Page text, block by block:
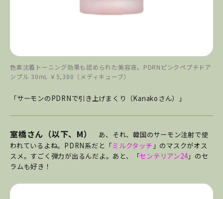
色素沈着トーニング効果も認められた美容液。PDRNピンクペプチドア
ンプル 30mL ￥5,380（メディキューブ）
「サーモンのPDRNで引き上げまくり（Kanakoさん）」
室橋さん（以下、M）
あ、それ、韓国のサーモン注射で使
われているよね。PDRN系だと「ミルクタッチ 」のマスクがオス
スメ。すごく弾力が出るんだよ。あと、「センテリアン24」のセ
ラムも好き！